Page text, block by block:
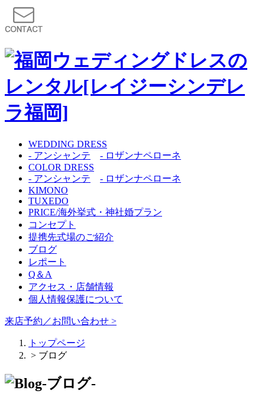
WEDDING DRESS
- アンシャンテ
- ロザンナペローネ
COLOR DRESS
- アンシャンテ
- ロザンナペローネ
KIMONO
TUXEDO
PRICE/海外挙式・神社婚プラン
コンセプト
提携先式場のご紹介
ブログ
レポート
Q＆A
アクセス・店舗情報
個人情報保護について
来店予約／お問い合わせ >
トップページ
> ブログ